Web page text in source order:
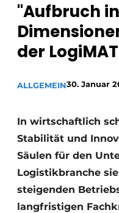
"Aufbruch
der
ALLGEMEIN30. Januar
In wirtschaftlich
Stabilität und
Säulen für den
Logistikbranche
steigenden
langfristigen